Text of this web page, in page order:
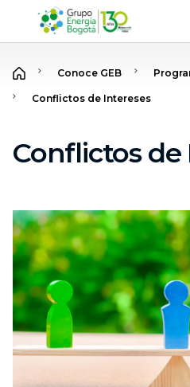
Conoce GEB
Conflictos de Intereses
Conflictos de